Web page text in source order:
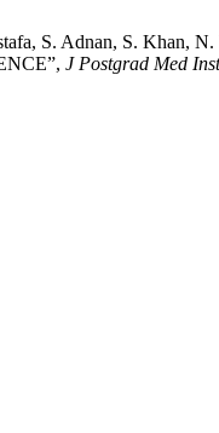
S. Adnan, S.
J Postgrad Med Inst